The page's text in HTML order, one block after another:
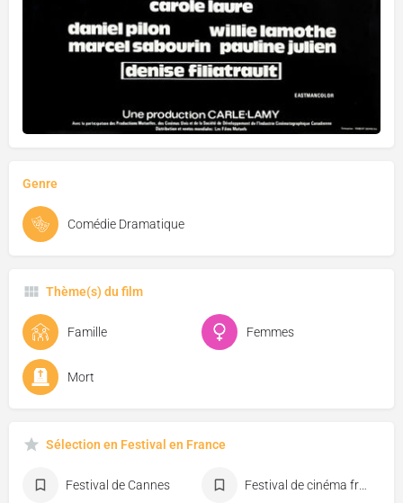
Genre
Comédie Dramatique
Thème(s) du film
Famille Femmes
Mort
Sélection en Festival en France
Festival de Cannes Festival de cinéma francophone d'Angoulême